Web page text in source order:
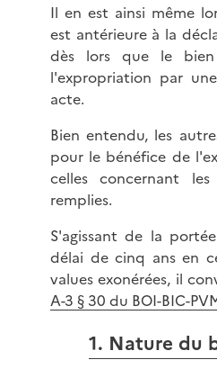
Il en est ainsi même
est antérieure à la
dès lors que le
l'expropriation par
acte.
Bien entendu, les
pour le bénéfice de
celles concernant
remplies.
S'agissant de la
délai de cinq ans en
values exonérées, il
A-3 § 30 du BOI-BIC-
1. Nature du